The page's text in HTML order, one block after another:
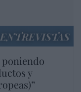
ENTREVISTAS
y